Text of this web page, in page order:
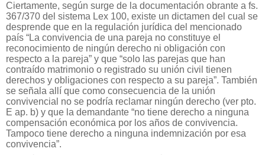
Ciertamente, según surge de la documentación obrante a fs.
367/370 del sistema Lex 100, existe un dictamen del cual se
desprende que en la regulación jurídica del mencionado
país “La convivencia de una pareja no constituye el
reconocimiento de ningún derecho ni obligación con
respecto a la pareja” y que “solo las parejas que han
contraído matrimonio o registrado su unión civil tienen
derechos y obligaciones con respecto a su pareja”. También
se señala allí que como consecuencia de la unión
convivencial no se podría reclamar ningún derecho (ver pto.
E ap. b) y que la demandante “no tiene derecho a ninguna
compensación económica por los años de convivencia.
Tampoco tiene derecho a ninguna indemnización por esa
convivencia”.